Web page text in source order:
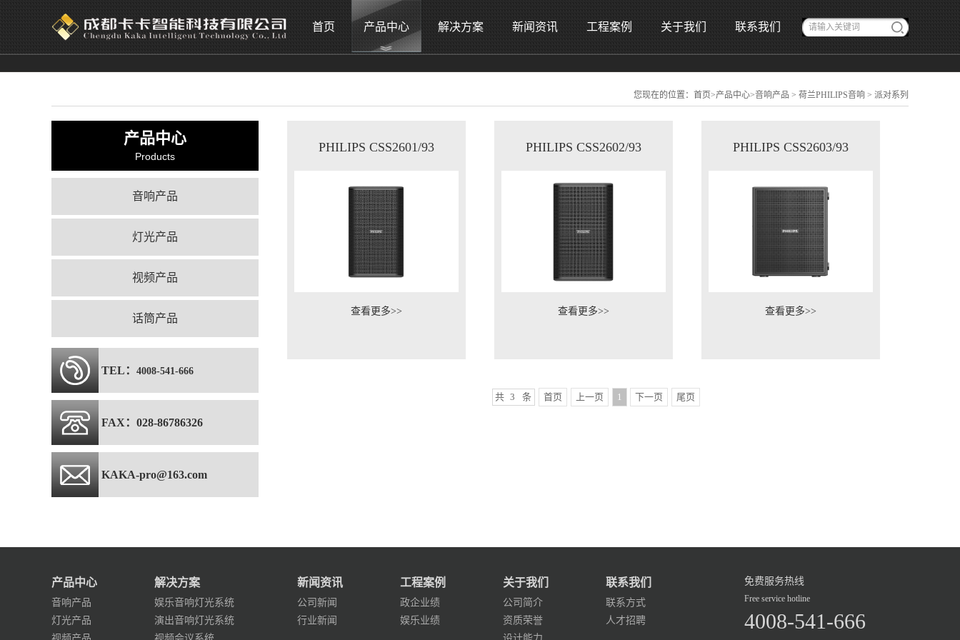
首页 产品中心 解决方案 新闻资讯 工程案例 关于我们 联系我们
您现在的位置： 首页>产品中心>音响产品 > 荷兰PHILIPS音响 > 派对系列
产品中心
Products
音响产品
灯光产品
视频产品
话筒产品
TEL： 4008-541-666
FAX：028-86786326
KAKA-pro@163.com
PHILIPS CSS2601/93
查看更多>>
PHILIPS CSS2602/93
查看更多>>
PHILIPS CSS2603/93
查看更多>>
共 3 条 首页 上一页 1 下一页 尾页
免费服务热线
Free service hotline
4008-541-666
产品中心
音响产品
灯光产品
解决方案
娱乐音响灯光系统
演出音响灯光系统
新闻资讯
公司新闻
行业新闻
工程案例
政企业绩
娱乐业绩
关于我们
公司简介
资质荣誉
联系我们
联系方式
人才招聘